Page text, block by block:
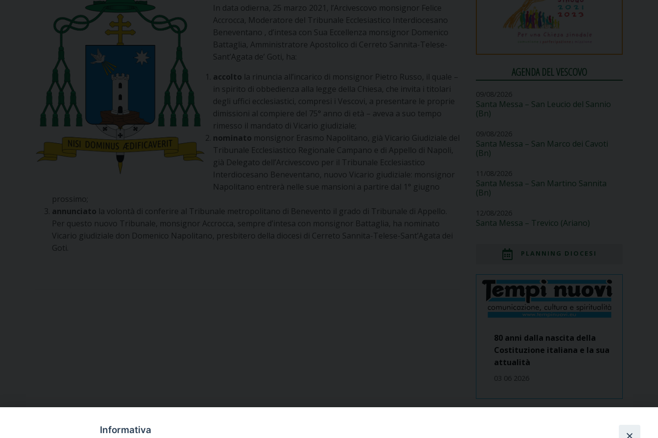
In data odierna, 25 marzo 2021, l’Arcivescovo monsignor Felice
Accrocca, Moderatore del Tribunale Ecclesiastico Interdiocesano
Beneventano , d’intesa con Sua Eccellenza monsignor Domenico
Battaglia, Amministratore Apostolico di Cerreto Sannita-Telese-
Sant’Agata de’ Goti, ha:
accolto la rinuncia all’incarico di monsignor Pietro Russo, il quale –
in spirito di obbedienza alla legge della Chiesa, che invita i titolari
degli uffici ecclesiastici, compresi i Vescovi, a presentare le proprie
dimissioni al compiere del 75° anno di età – aveva a suo tempo
rimesso il mandato di Vicario giudiziale;
nominato monsignor Erasmo Napolitano, già Vicario Giudiziale del
Tribunale Ecclesiastico Regionale Campano e di Appello di Napoli,
già Delegato dell’Arcivescovo per il Tribunale Ecclesiastico
Interdiocesano Beneventano, nuovo Vicario giudiziale: monsignor
Napolitano entrerà nelle sue mansioni a partire dal 1° giugno
prossimo;
annunciato la volontà di conferire al Tribunale metropolitano di Benevento il grado di Tribunale di Appello.
Per questo nuovo Tribunale, monsignor Accrocca, sempre d’intesa con monsignor Battaglia, ha nominato
Vicario giudiziale don Domenico Napolitano, presbitero della diocesi di Cerreto Sannita-Telese-Sant’Agata dei
Goti.
AGENDA DEL VESCOVO
09/08/2026
Santa Messa – San Leucio del Sannio
(Bn)
09/08/2026
Santa Messa – San Marco dei Cavoti
(Bn)
11/08/2026
Santa Messa – San Martino Sannita
(Bn)
12/08/2026
Santa Messa – Trevico (Ariano)
PLANNING DIOCESI
80 anni dalla nascita della
Costituzione italiana e la sua
attualità
03 06 2026
Informativa